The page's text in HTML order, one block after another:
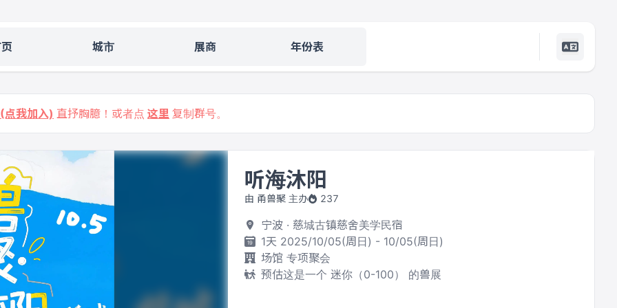
城市 展商 年份表
我加入) 直抒胸臆！或者点 这里 复制群号。
听海沐阳
由 甬兽聚 主办 237
宁波 · 慈城古镇慈舍美学民宿
1天 2025/10/05(周日) - 10/05(周日)
场馆 专项聚会
预估这是一个 迷你（0-100） 的兽展